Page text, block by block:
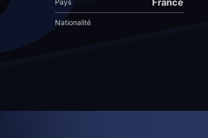
Pays
Nationalité